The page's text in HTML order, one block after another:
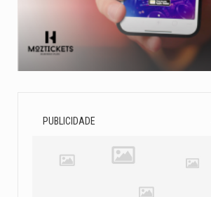
PUBLICIDADE